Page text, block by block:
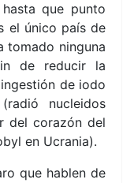
que punto
el único país de
tomado ninguna
de reducir la
de iodo
nucleidos
del corazón del
en Ucrania).
que hablen de